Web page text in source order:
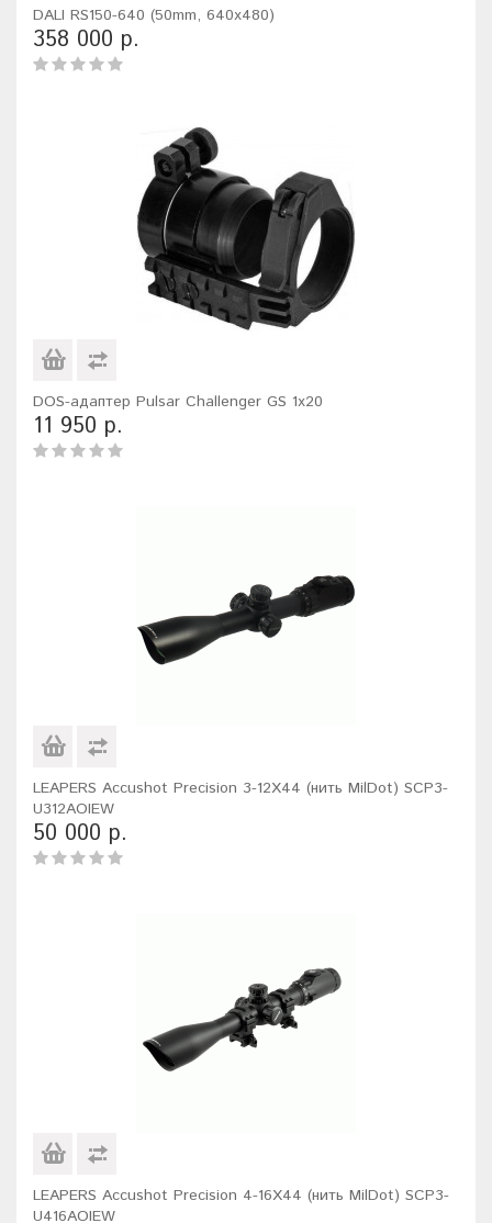
DALI RS150-640 (50mm, 640x480)
358 000 р.
DOS-адаптер Pulsar Challenger GS 1x20
11 950 р.
LEAPERS Accushot Precision 3-12X44 (нить MilDot) SCP3-
U312AOIEW
50 000 р.
LEAPERS Accushot Precision 4-16X44 (нить MilDot) SCP3-
U416AOIEW